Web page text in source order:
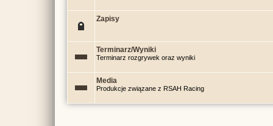
Zapisy
Terminarz/Wyniki
Terminarz rozgrywek oraz wyniki
Media
Produkcje związane z RSAH Racing